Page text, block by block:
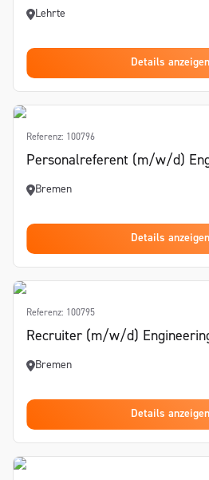
Lehrte
Details anzeigen
Referenz: 100796
Personalreferent (m/w/d)
Bremen
Details anzeigen
Referenz: 100795
Recruiter (m/w/d)
Bremen
Details anzeigen